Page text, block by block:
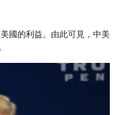
國的利益。由此可見，中美